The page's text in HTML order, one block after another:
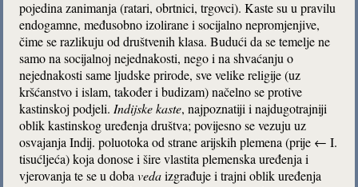
pojedina zanimanja (ratari, obrtnici, trgovci). Kaste su u pravilu
endogamne, međusobno izolirane i socijalno nepromjenjive,
čime se razlikuju od društvenih klasa. Budući da se temelje ne
samo na socijalnoj nejednakosti, nego i na shvaćanju o
nejednakosti same ljudske prirode, sve velike religije (uz
kršćanstvo i islam, također i budizam) načelno se protive
kastinskoj podjeli. Indijske kaste, najpoznatiji i najdugotrajniji
oblik kastinskog uređenja društva; povijesno se vezuju uz
osvajanja Indij. poluotoka od strane arijskih plemena (prije ← I.
tisućljeća) koja donose i šire vlastita plemenska uređenja i
vjerovanja te se u dobavedaizgrađuje i trajni oblik uređenja